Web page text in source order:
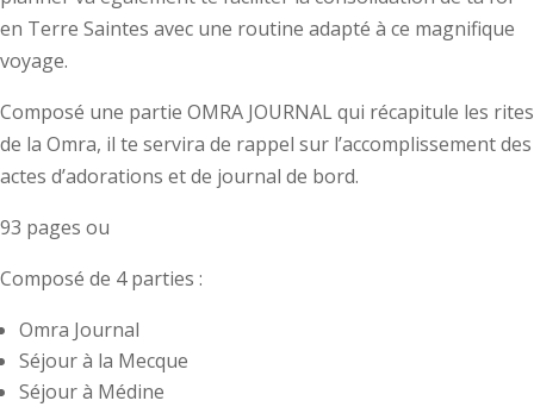
en Terre Saintes avec une routine adapté à ce magnifique
voyage.
Composé une partie OMRA JOURNAL qui récapitule les rites
de la Omra, il te servira de rappel sur l’accomplissement des
actes d’adorations et de journal de bord.
93 pages ou
Composé de 4 parties :
Omra Journal
Séjour à la Mecque
Séjour à Médine